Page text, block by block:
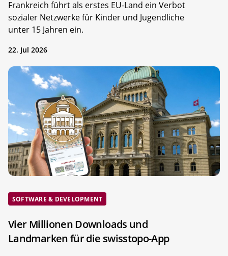
Frankreich führt als erstes EU-Land ein Verbot
sozialer Netzwerke für Kinder und Jugendliche
unter 15 Jahren ein.
22. Jul 2026
SOFTWARE & DEVELOPMENT
Vier Millionen Downloads und
Landmarken für die swisstopo-App